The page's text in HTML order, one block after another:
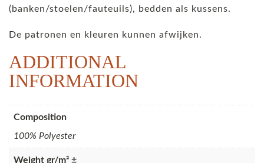
(banken/stoelen/fauteuils), bedden als kussens.
De patronen en kleuren kunnen afwijken.
ADDITIONAL
INFORMATION
Composition
100% Polyester
Weight gr/m² ±